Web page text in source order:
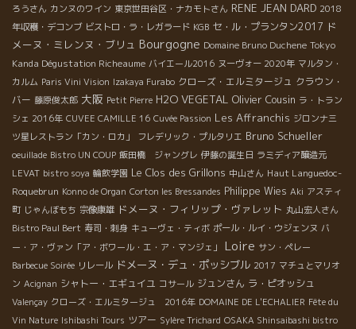
ろうさん カンヌのワイン 東京世田谷区・ナカモトさん RENE JEAN DARD 2018
年収穫・デコンブ ビストロ・ラ・レガラード KGB セ・ル・プランタン2017 ド
メーヌ・ミレンヌ・ブリュ Bourgogne Domaine Bruno Duchene Tokyo
Kanda Dégustation Richeaume バイエール2016 ヌーヴォー 2020年 マルタン・
カルム Paris Vini Vision Izakaya Furabo クローズ・エルミタージュ クラウン・
バー 藤原俊太郎 大阪 Petit Pierre H2O VEGETAL Olivier Cousin ラ・トラン
シェ 2016年 CUVEE CAMILLE 16 Cuvée Passion Les Affranchis ジロンナ三
ツ星レストラン「カン・ロカ」
フレデリック・プルタリエ Bruno Schueller
oeuillade Bistro UN COUP 飯田橋 ジャングレ 伊藤の誕生日 ラミディア醸造元
LEVAT bistro soya 輪飲学園 Le Clos des Grillons 中山さん Haut Languedoc-
Roquebrun Konno de Organ Corton les Bressandes Philippe Wies Aki アスティ
町 じゃんぼもち 宗像康雄 ドメーヌ・フィリップ・ヴァレット 丸山宏人さん
Bistro Paul Bert 寿司・刺身 キューヴェ・ティボ ポール・ルイ・ウジェンヌ バ
ー・ア・ヴァン「ア・ボワール・エ・ア・マンジェ」
Loire サン・ペレー
Barbecue Soirée リレール ドメーヌ・デュ・ポッシブル 2017 マチュとマリオ
ン Acignan シャトー・エギュイユ コサール ジュンさん ラ・ピオッシュ
Valençay クローズ・エルミタージュ 2016年 DOMAINE DE L'ECHALIER Fête du
Vin Nature Ishibashi Tours ツアー Sylère Trichard OSAKA Shinsaibashi bistro